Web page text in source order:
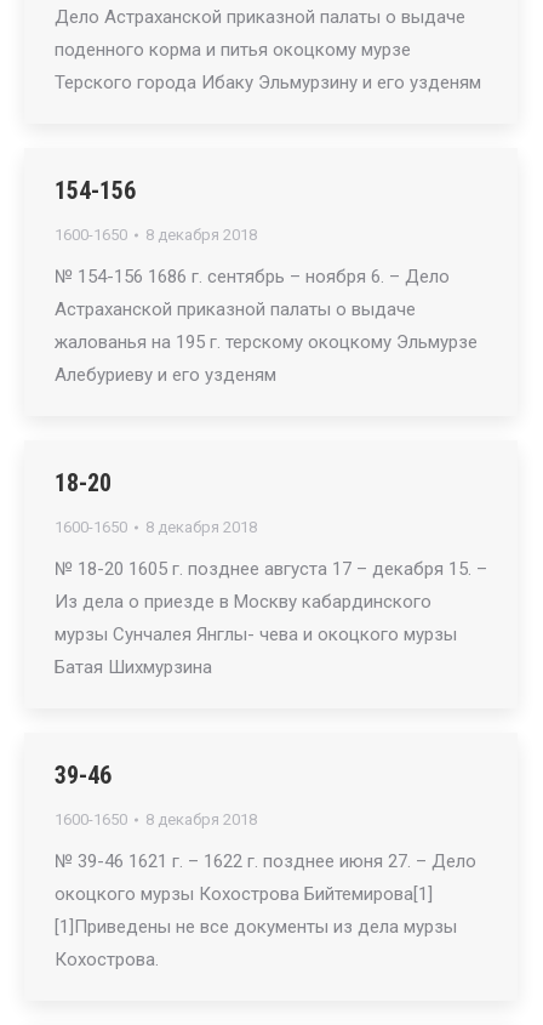
Дело Астраханской приказной палаты о выдаче
поденного корма и питья окоцкому мурзе
Терского города Ибаку Эльмурзину и его узденям
154-156
1600-1650 8 декабря 2018
№ 154-156 1686 г. сентябрь – ноября 6. – Дело
Астраханской приказной палаты о выдаче
жалованья на 195 г. терскому окоцкому Эльмурзе
Алебуриеву и его узденям
18-20
1600-1650 8 декабря 2018
№ 18-20 1605 г. позднее августа 17 – декабря 15. –
Из дела о приезде в Москву кабардинского
мурзы Сунчалея Янглы- чева и окоцкого мурзы
Батая Шихмурзина
39-46
1600-1650 8 декабря 2018
№ 39-46 1621 г. – 1622 г. позднее июня 27. – Дело
окоцкого мурзы Кохострова Бийтемирова[1]
[1]Приведены не все документы из дела мурзы
Кохострова.